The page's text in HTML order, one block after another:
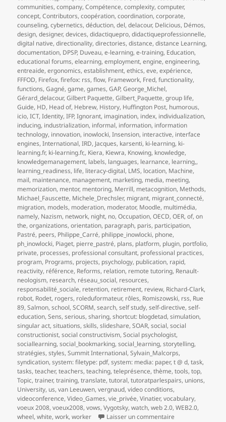
communities,company,Compétence,complexity,computer,
concept,Contributors,coopération,coordination,corporate,
counseling,cybernetics,déduction,del,delacour, Delicious, Démos,
design,designer,devices,didactiquepro,didactiqueprofessionnelle,
digital native,directionality,directories,distance,distance Learning,
documentation, DPSP, Duveau,e-learning,e-training, Education,
educational forums,elearning,employment,engine,engineering,
entreaide,ergonomics,establishment,ethics,eve,expérience,
FFFOD, Firefox,firefox: rss,flow, Framework, Fred,functionality,
functions,Gagné,game,games,GAP,George_Michel,
Gérard_delacour,Gilbert Paquette,Gilbert_Paquette,group life,
Guide, HD, Head of, Hebrew, History, Huffington Post, humorous,
icio,ICT,Identity,IFP,Ignorant, imagination, index, individualization,
inducing, industrialization, informal, information, information
technology, innovation, inowlocki,Insension, interactive, interface
engines,International,IRD, Jacques, karsenti, ki-learning, ki-
learning.fr, ki-learning.fr,, Kiera, Kiewra, Knowing, knowledge,
knowledgemanagement, labels, languages, learnance, learning,,
learning_readiness, life, literacy-digital, LMS, location, Machine,
mail, maintenance, management, marketing, media, meeting,
memorization, mentor, mentoring, Merrill, metacognition, Methods,
Michael_Fauscette, Michele_Drechsler, migrant, migrant_connecté,
migration, models, moderation, moderator, Moodle, multimédia,
namely, Nazism, network, night, no,Occupation,OECD,OER,of,on
the,organizations,orientation, paragraph, paris, participation,
Pastré, peers, Philippe_Carré, philippe_inowlocki, phone,
ph_inowlocki, Piaget, pierre_pastré, plans, platform, plugin, portfolio,
private, processes, professional consultant, professional practices,
program, Programs, projects, psychology, publication, rapid,
reactivity, référence, Reforms, relation, remote tutoring, Renault-
neologism, research, réseau_social, resources,
responsabilité_sociale, retention, retirement, review, Richard-Clark,
robot, Rodet, rogers, roleduformateur, rôles, Romiszowski, rss, Rue
89,Salmon,school,SCORM,search,self study,self-directive,self-
education,Sens,serious,sharing,shortcut: blogdetad,simulation,
singular act,situations,skills,slideshare,SOAR,social,social
constructionist,social constructivism,Social psychologist,
sociallearning,social_bookmarking,social_learning,storytelling,
stratégies,styles,Summit International,Sylvain_Malcorps,
syndication,system: filetype: pdf,system: media: paper,t @ d,task,
tasks,teacher,teachers,teaching,teleprésence,thème,tools,top,
Topic,trainer,training,translate,tutoral,tutoratparlespairs, unions,
University, us,van Leeuwen,vergnaud,video conditions,
videoconference,Video_Games,vie_privée,Vinatier,vocabulary,
voeux 2008,voeux2008,vows,Vygotsky,watch,web 2.0,WEB2.0,
wheel,white,work,worker Laisser un commentaire